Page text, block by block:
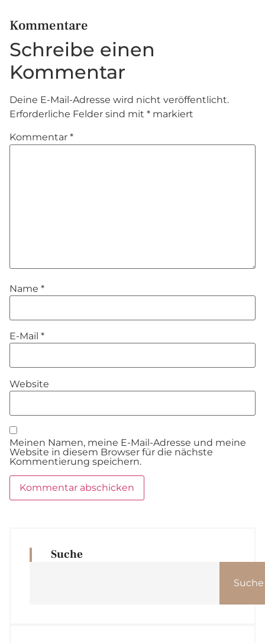
Kommentare
Schreibe einen
Kommentar
Deine E-Mail-Adresse wird nicht veröffentlicht.
Erforderliche Felder sind mit * markiert
Kommentar *
Name *
E-Mail *
Website
Meinen Namen, meine E-Mail-Adresse und meine
Website in diesem Browser für die nächste
Kommentierung speichern.
Suche
Suche